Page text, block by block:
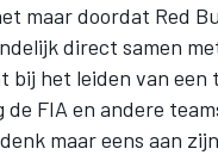
maar doordat Red
direct samen
bij het leiden van
FIA en andere
maar eens aan